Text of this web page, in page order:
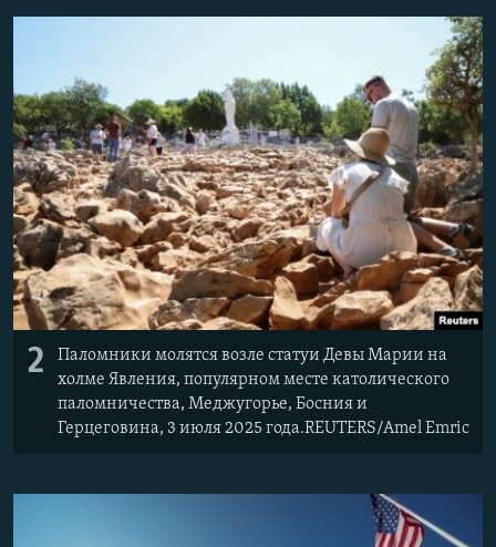
2
Паломники молятся возле статуи Девы Марии на
холме Явления, популярном месте католического
паломничества, Меджугорье, Босния и
Герцеговина, 3 июля 2025 года.REUTERS/Amel Emric